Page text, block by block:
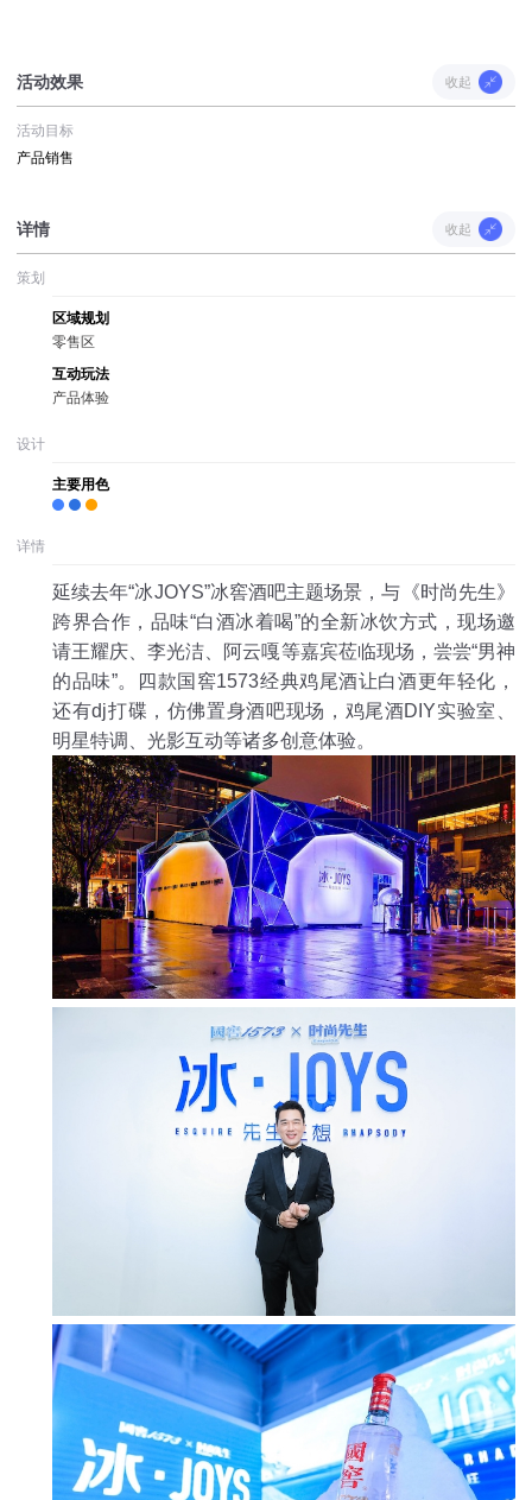
活动效果 收起
活动目标
产品销售
详情 收起
策划
区域规划
零售区
互动玩法
产品体验
设计
主要用色
详情
延续去年“冰JOYS”冰窖酒吧主题场景，与《时尚先生》
跨界合作，品味“白酒冰着喝”的全新冰饮方式，现场邀
请王耀庆、李光洁、阿云嘎等嘉宾莅临现场，尝尝“男神
的品味”。四款国窖1573经典鸡尾酒让白酒更年轻化，
还有dj打碟，仿佛置身酒吧现场，鸡尾酒DIY实验室、
明星特调、光影互动等诸多创意体验。